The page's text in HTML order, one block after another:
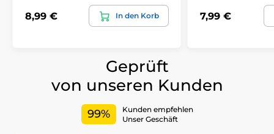
8,99 € In den Korb 7,99 €
Geprüft
von unseren Kunden
99%
Kunden empfehlen
Unser Geschäft